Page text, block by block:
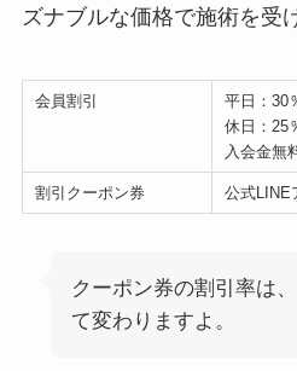
ズナブルな価格で施術を受
会員割引
平日：30
休日：25
入会金無
割引クーポン券 公式LINE
クーポン券の割引率は
て変わりますよ。